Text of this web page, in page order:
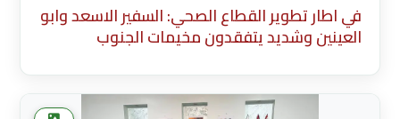
في اطار تطوير القطاع الصحي: السفير الاسعد وابو
العينين وشديد يتفقدون مخيمات الجنوب
(English) * Description Existing Media
Attachments في اطار تطوير القطاع الصحي: